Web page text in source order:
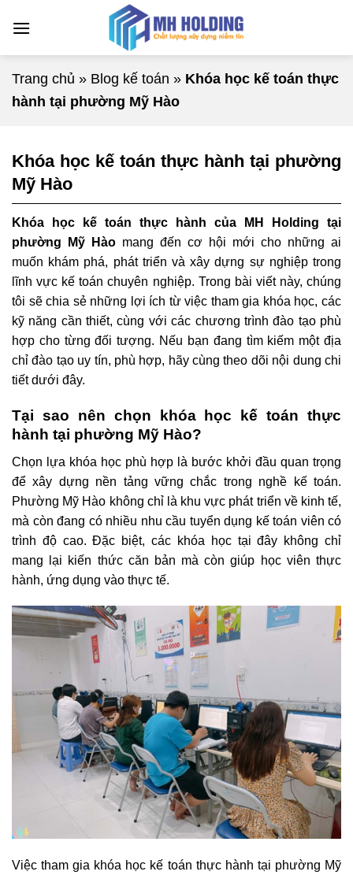
đến
Trang chủ » Blog kế toán » Khóa học kế toán thực
hành tại phường Mỹ Hào
Khóa học kế toán thực hành tại phường
Mỹ Hào
Khóa học kế toán thực hành của MH Holding tại
phường Mỹ Hào mang đến cơ hội mới cho những ai
muốn khám phá, phát triển và xây dựng sự nghiệp trong
lĩnh vực kế toán chuyên nghiệp. Trong bài viết này, chúng
tôi sẽ chia sẻ những lợi ích từ việc tham gia khóa học, các
kỹ năng cần thiết, cùng với các chương trình đào tạo phù
hợp cho từng đối tượng. Nếu bạn đang tìm kiếm một địa
chỉ đào tạo uy tín, phù hợp, hãy cùng theo dõi nội dung chi
tiết dưới đây.
Tại sao nên chọn khóa học kế toán thực
hành tại phường Mỹ Hào?
Chọn lựa khóa học phù hợp là bước khởi đầu quan trọng
để xây dựng nền tảng vững chắc trong nghề kế toán.
Phường Mỹ Hào không chỉ là khu vực phát triển về kinh tế,
mà còn đang có nhiều nhu cầu tuyển dụng kế toán viên có
trình độ cao. Đặc biệt, các khóa học tại đây không chỉ
mang lại kiến thức căn bản mà còn giúp học viên thực
hành, ứng dụng vào thực tế.
Việc tham gia khóa học kế toán thực hành tại phường Mỹ